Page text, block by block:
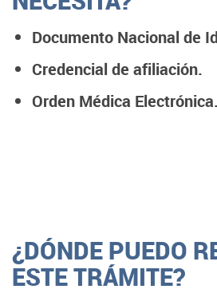
Documento Nacional de
Credencial de afiliación.
Orden Médica Electrónica.
¿DÓNDE PUEDO
ESTE TRÁMITE?